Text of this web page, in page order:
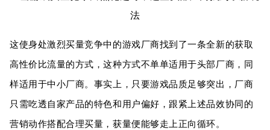
这使身处激烈买量竞争中的游戏厂商找到了一条全新的获取
高性价比流量的方式，这种方式不单单适用于头部厂商，同
样适用于中小厂商。事实上，只要游戏品质足够突出，厂商
只需吃透自家产品的特色和用户偏好，跟紧上述品效协同的
营销动作搭配合理买量，获量便能够走上正向循环。